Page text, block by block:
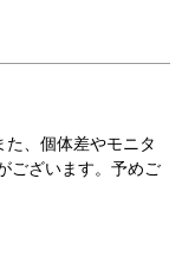
、個体差やモニタ
ございます。予めご